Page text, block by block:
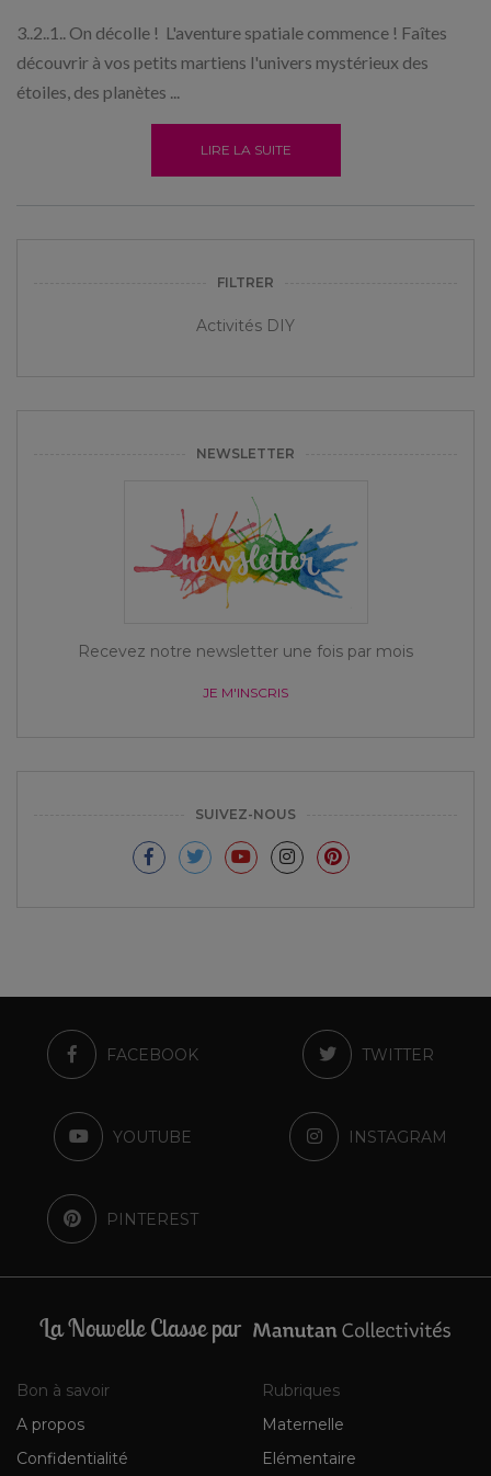
3..2..1.. On décolle ! L'aventure spatiale commence ! Faîtes
découvrir à vos petits martiens l'univers mystérieux des
étoiles, des planètes ...
LIRE LA SUITE
FILTRER
Activités DIY
NEWSLETTER
Recevez notre newsletter une fois par mois
JE M'INSCRIS
SUIVEZ-NOUS
FACEBOOK TWITTER
YOUTUBE INSTAGRAM
PINTEREST
La Nouvelle Classe par
Bon à savoir
A propos
Confidentialité
Rubriques
Maternelle
Elémentaire